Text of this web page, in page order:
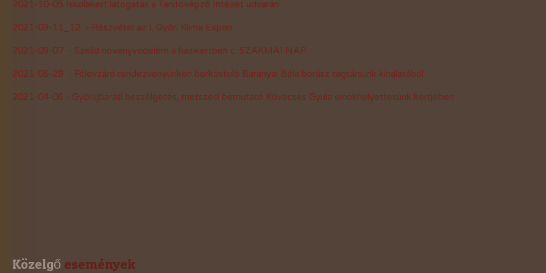
2021-évi események
2020-évi események
2019-évi események
2018-évi események
2017-évi események
2021-10-05 Iskolakert látogatás a Tanítóképző Intézet udvarán
2021-09-11_12 - Részvétel az I. Győri Klima Expon
2021-09-07 - Szelíd növényvédelem a házikertben c. SZAKMAI NAP
2021-06-29 - Félévzáró rendezvényünkön borkóstoló Baranyai Béla borász tagtársunk kínálatából
2021-04-06 - Győrújbaráti beszélgetés, metszési bemutató Kövecses Gyula elnökhelyettesünk kertjében
Közelgő események